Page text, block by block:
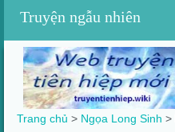
Truyện ngẫu nhiên
Trang chủ > Ngọa Long Sinh >